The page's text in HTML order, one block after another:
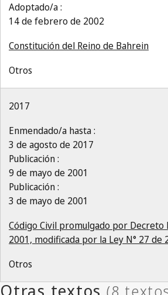
Adoptado/a :
14 de febrero de 2002
Constitución del Reino de Bahrein
Otros
2017
Enmendado/a hasta :
3 de agosto de 2017
Publicación :
9 de mayo de 2001
Publicación :
3 de mayo de 2001
Código Civil promulgado por Decreto
2001, modificada por la Ley N° 27 de
Otros